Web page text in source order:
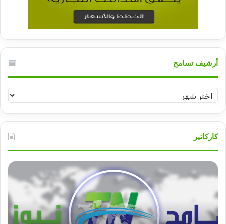
أرشيف تسامح
أرشيف
تسامح
كاركاتير
الدعم
شرق